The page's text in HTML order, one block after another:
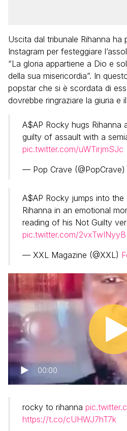
Uscita dal tribunale Rihanna ha
Instagram per festeggiare
“La gloria appartiene a Dio e
della sua misericordia”. In
popstar che si è scordata di
dovrebbe ringraziare la giuria e
A$AP Rocky hugs Rihanna
guilty of assault with a
pic.twitter.com/uWTirjmSJc
— Pop Crave (@PopCrave)
A$AP Rocky jumps into the
Rihanna in an emotional
reading of his Not Guilty
pic.twitter.com/2vxTwINyyB
— XXL Magazine (@XXL)
00:00
rocky to rihanna
https://t.co/cUHWJ7hT7k